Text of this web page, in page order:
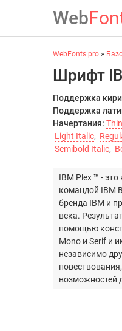
Web
WebFonts.pro »
Шрифт
Поддержка
Поддержка
Начертания: Thin
Light Italic,
Semibold Italic,
IBM Plex ™ -
командой IBM
бренда IBM и
века.
помощью
Mono и Serif и
независимо
возможностей